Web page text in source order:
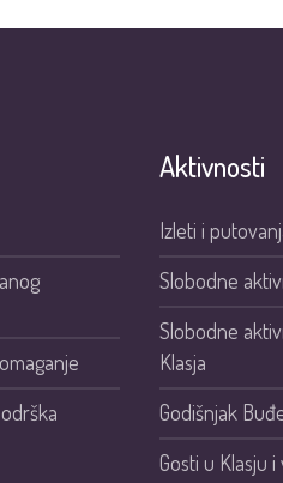
Aktivnosti
Izleti i
Slobodne
Slobodne
Klasja
Godišnjak
Gosti u Klasju